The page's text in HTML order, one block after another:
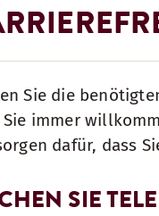
Sie die
immer
dafür, dass
SIE